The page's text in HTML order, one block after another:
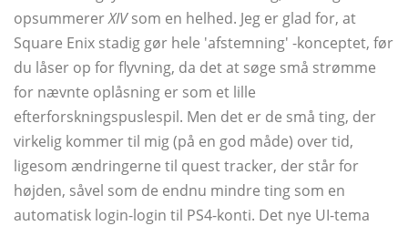
opsummererXIVsom en helhed. Jeg er glad for, at
Square Enix stadig gør hele 'afstemning' -konceptet, før
du låser op for flyvning, da det at søge små strømme
for nævnte oplåsning er som et lille
efterforskningspuslespil. Men det er de små ting, der
virkelig kommer til mig (på en god måde) over tid,
ligesom ændringerne til quest tracker, der står for
højden, såvel som de endnu mindre ting som en
automatisk login-login til PS4-konti. Det nye UI-tema